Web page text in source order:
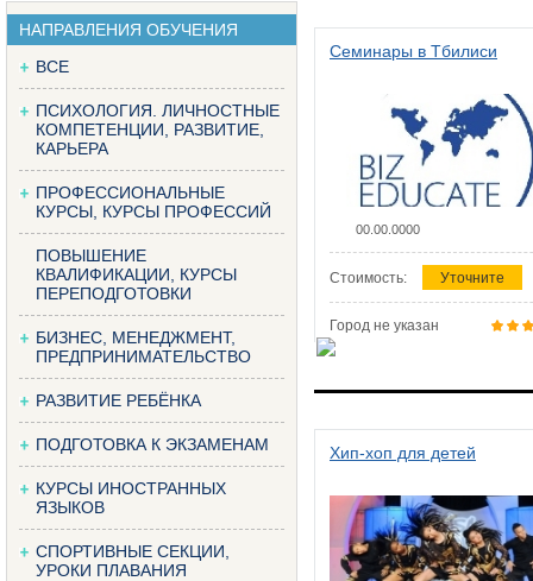
НАПРАВЛЕНИЯ ОБУЧЕНИЯ
ВСЕ
ПСИХОЛОГИЯ. ЛИЧНОСТНЫЕ
КОМПЕТЕНЦИИ, РАЗВИТИЕ,
КАРЬЕРА
ПРОФЕССИОНАЛЬНЫЕ
КУРСЫ, КУРСЫ ПРОФЕССИЙ
ПОВЫШЕНИЕ
КВАЛИФИКАЦИИ, КУРСЫ
ПЕРЕПОДГОТОВКИ
БИЗНЕС, МЕНЕДЖМЕНТ,
ПРЕДПРИНИМАТЕЛЬСТВО
РАЗВИТИЕ РЕБЁНКА
ПОДГОТОВКА К ЭКЗАМЕНАМ
КУРСЫ ИНОСТРАННЫХ
ЯЗЫКОВ
СПОРТИВНЫЕ СЕКЦИИ,
УРОКИ ПЛАВАНИЯ
Семинары в Тбилиси
00.00.0000
Стоимость: Уточните
Город не указан
Хип-хоп для детей